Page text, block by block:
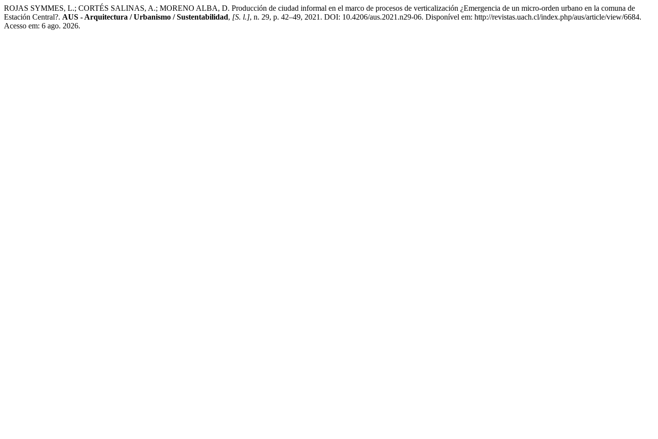
ROJAS SYMMES, L.; CORTÉS SALINAS, A.; MORENO ALBA, D. Producción de ciudad informal en el marco de procesos de verticalización ¿Emergencia de un micro-orden urbano en la comuna de
Estación Central?. AUS - Arquitectura / Urbanismo / Sustentabilidad, [S. l.], n. 29, p. 42–49, 2021. DOI: 10.4206/aus.2021.n29-06. Disponível em: http://revistas.uach.cl/index.php/aus/article/view/6684.
Acesso em: 6 ago. 2026.